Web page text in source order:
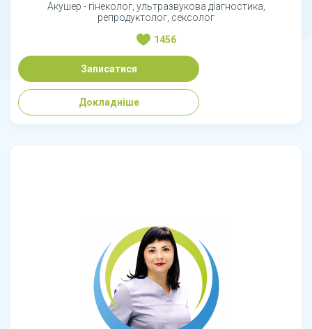
Акушер - гінеколог, ультразвукова діагностика,
репродуктолог, сексолог
1456
Записатися
Докладніше